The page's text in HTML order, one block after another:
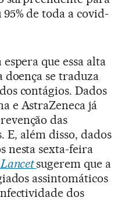
de toda a covid-
que essa alta
doença se traduza
contágios. Dados
e AstraZeneca já
das
E, além disso, dados
nesta sexta-feira
Lancetsugerem que a
assintomáticos
dos